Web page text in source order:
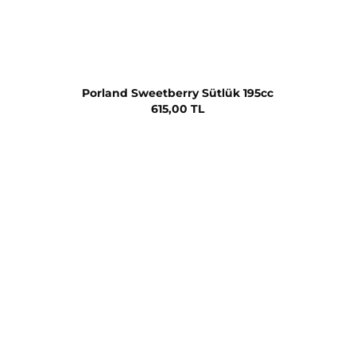
Porland Sweetberry Sütlük 195cc
615,00 TL